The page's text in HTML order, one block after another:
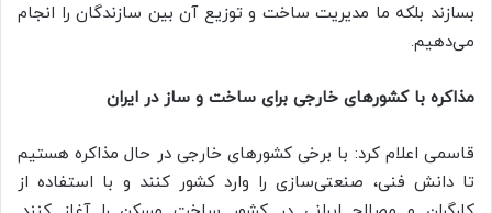
بسازند بلکه ما مدیریت ساخت و توزیع آن بین سازندگان را انجام
می‌دهیم.
مذاکره با کشورهای خارجی برای ساخت و ساز در ایران
قاسمی اعلام کرد: با برخی کشورهای خارجی در حال مذاکره هستیم
تا دانش فنی، صنعتی‌سازی را وارد کشور کنند و با استفاده از